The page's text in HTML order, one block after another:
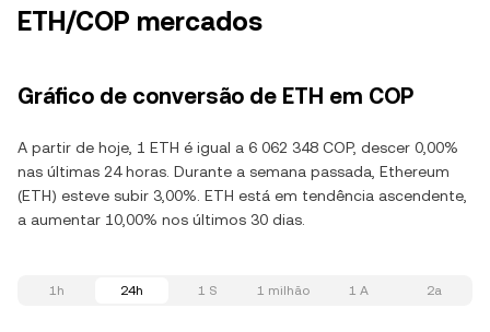
ETH/COP mercados
Gráfico de conversão de ETH em COP
A partir de hoje, 1 ETH é igual a 6 062 348 COP, descer 0,00%
nas últimas 24 horas. Durante a semana passada, Ethereum
(ETH) esteve subir 3,00%. ETH está em tendência ascendente,
a aumentar 10,00% nos últimos 30 dias.
1h 24h 1 S 1 milhão 1 A 2a